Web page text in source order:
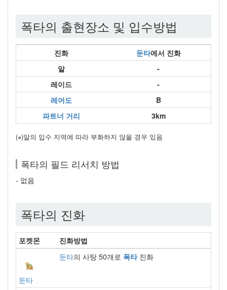
폭타의 출현장소 및 입수방법
진화 둔타에서 진화
알
-
레이드
-
레어도
B
파트너 거리
3km
(※)알의 입수 지역에 따라 부화하지 않을 경우 있음
폭타의 필드 리서치 방법
- 없음
폭타의 진화
포켓몬 진화방법
둔타
둔타의 사탕 50개로 폭타진화